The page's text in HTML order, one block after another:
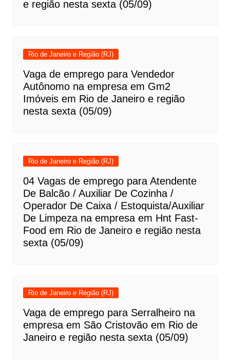
e região nesta sexta (05/09)
Rio de Janeiro e Região (RJ)
Vaga de emprego para Vendedor
Autônomo na empresa em Gm2
Imóveis em Rio de Janeiro e região
nesta sexta (05/09)
Rio de Janeiro e Região (RJ)
04 Vagas de emprego para Atendente
De Balcão / Auxiliar De Cozinha /
Operador De Caixa / Estoquista/Auxiliar
De Limpeza na empresa em Hnt Fast-
Food em Rio de Janeiro e região nesta
sexta (05/09)
Rio de Janeiro e Região (RJ)
Vaga de emprego para Serralheiro na
empresa em São Cristovão em Rio de
Janeiro e região nesta sexta (05/09)